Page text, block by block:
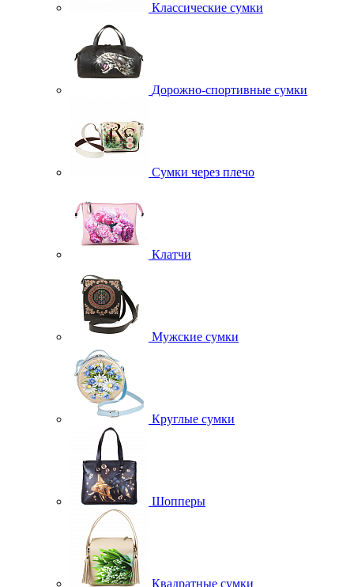
Классические сумки
Дорожно-спортивные сумки
Сумки через плечо
Клатчи
Мужские сумки
Круглые сумки
Шопперы
Квадратные сумки